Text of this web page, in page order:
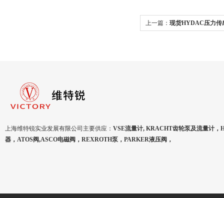
上一篇： 现货HYDAC压力传
上海维特锐实业发展有限公司主要供应： VSE流量计, KRACHT齿轮泵及流量计，
器，ATOS阀,ASCO电磁阀，REXROTH泵，PARKER液压阀，